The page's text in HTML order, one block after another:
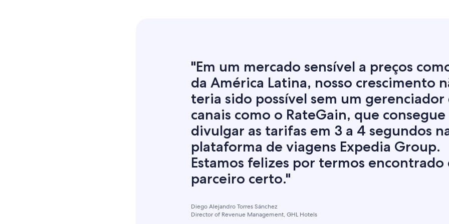
"Em um mercado sensível a preços
da América Latina, nosso crescimento
teria sido possível sem um gerenciador
canais como o RateGain, que consegue
divulgar as tarifas em 3 a 4 segundos
plataforma de viagens Expedia Group.
Estamos felizes por termos encontrado
parceiro certo."
Diego Alejandro Torres Sánchez
Director of Revenue Management, GHL Hotels